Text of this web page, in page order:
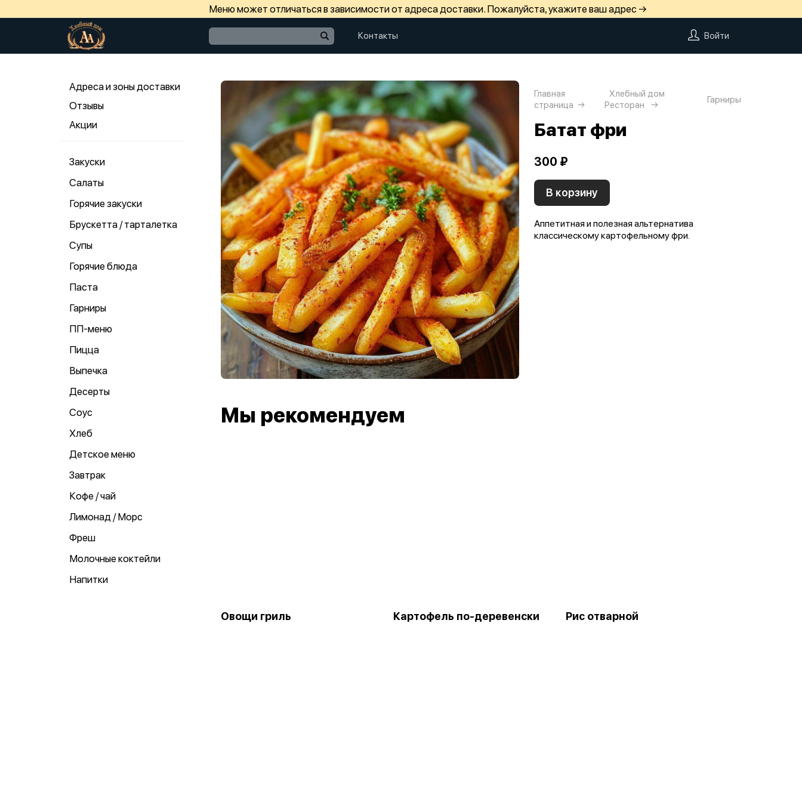
Меню может отличаться в зависимости от адреса доставки. Пожалуйста, укажите ваш адрес →
Контакты Войти
Адреса и зоны доставки
Отзывы
Акции
Закуски
Салаты
Горячие закуски
Брускетта / тарталетка
Супы
Горячие блюда
Паста
Гарниры
ПП-меню
Пицца
Выпечка
Десерты
Соус
Хлеб
Детское меню
Завтрак
Кофе / чай
Лимонад / Морс
Фреш
Молочные коктейли
Напитки
Главная
страница
Хлебный дом
Ресторан
Гарниры
Батат фри
300 ₽
В корзину
Аппетитная и полезная альтернатива
классическому картофельному фри.
Мы рекомендуем
Овощи гриль Картофель по-деревенски Рис отварной